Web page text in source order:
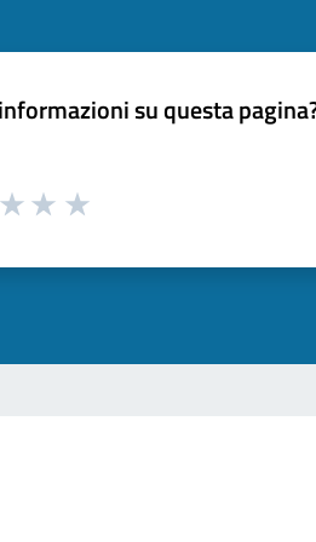
su questa